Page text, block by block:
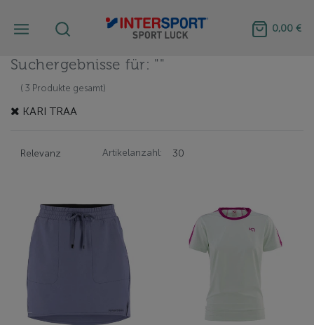
0,00 €
Suchergebnisse für: ""
( 3 Produkte gesamt)
KARI TRAA
Artikelanzahl: